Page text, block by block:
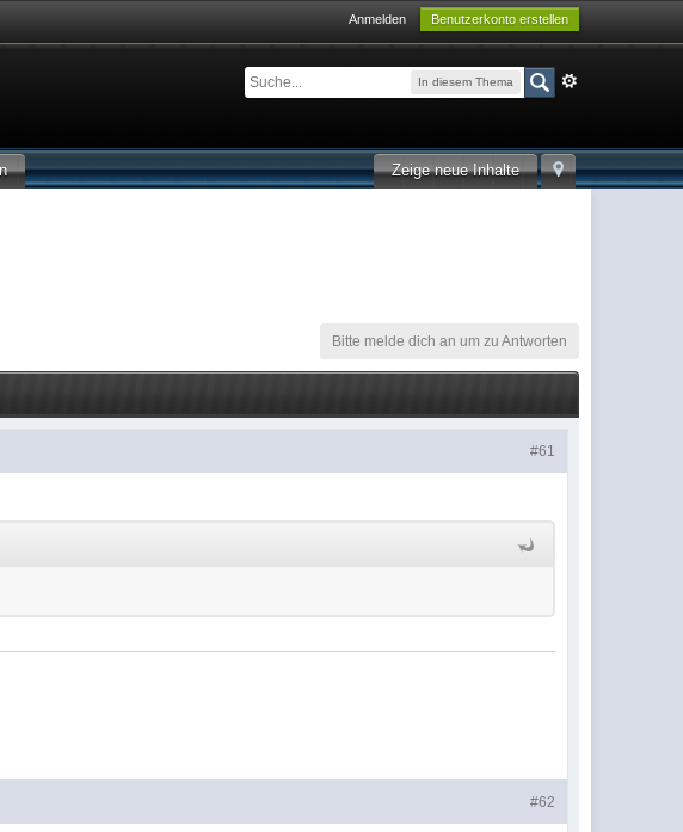
Anmelden Benutzerkonto erstellen
In diesem Thema
Zeige neue Inhalte
Bitte melde dich an um zu Antworten
#61
#62